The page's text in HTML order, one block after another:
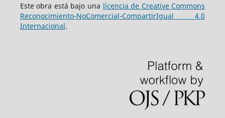
Este obra está bajo una licencia de Creative Commons
Reconocimiento-NoComercial-CompartirIgual 4.0
Internacional.